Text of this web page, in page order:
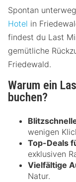
Spontan
Hotel in
findest du Last
gemütliche
Friedewald.
Warum ein
buchen?
wenigen
Top-Deals
exklusiven
Vielfältige
Natur.